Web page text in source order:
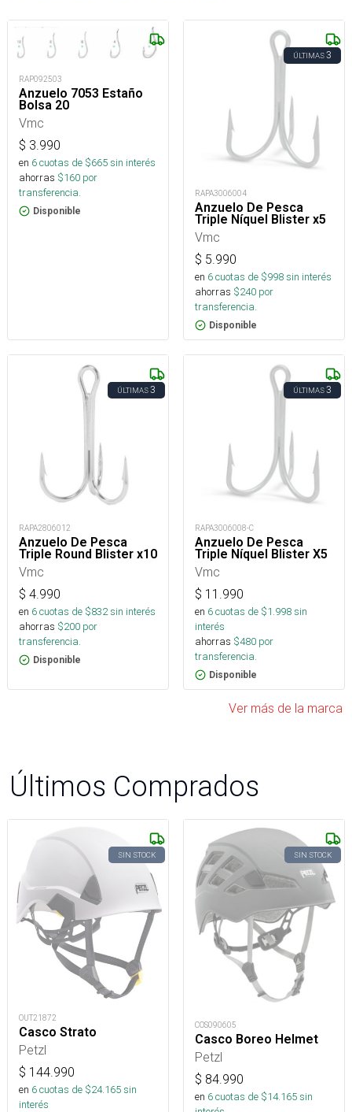
RAP092503
Anzuelo 7053 Estaño
Bolsa 20
Vmc
$ 3.990
en 6cuotas de $665sin interés
ahorras $160 por
transferencia.
Disponible
ÚLTIMAS3
RAPA3006004
Anzuelo De Pesca
Triple Níquel Blister x5
Vmc
$ 5.990
en 6cuotas de $998sin interés
ahorras $240 por
transferencia.
Disponible
ÚLTIMAS3
RAPA2806012
Anzuelo De Pesca
Triple Round Blister x10
Vmc
$ 4.990
en 6cuotas de $832sin interés
ahorras $200 por
transferencia.
Disponible
ÚLTIMAS3
RAPA3006008-C
Anzuelo De Pesca
Triple Níquel Blister X5
Vmc
$ 11.990
en 6cuotas de $1.998sin
interés
ahorras $480 por
transferencia.
Disponible
Ver más de la marca
Últimos Comprados
SIN STOCK
OUT21872
Casco Strato
Petzl
$ 144.990
en 6cuotas de $24.165sin
interés
SIN STOCK
COS090605
Casco Boreo Helmet
Petzl
$ 84.990
en 6cuotas de $14.165sin